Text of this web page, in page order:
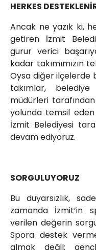
HERKES
Ancak ne yazık ki,
getiren İzmit
gurur verici
kadar takımımızın
Oysa diğer ilçelerde
takımlar,
müdürleri
yolunda temsil
İzmit Belediyesi
devam ediyoruz.
SORGULUYORUZ
Bu duyarsızlık,
zamanda İzmit’in
verilen değerin
Spora destek
almak değil;